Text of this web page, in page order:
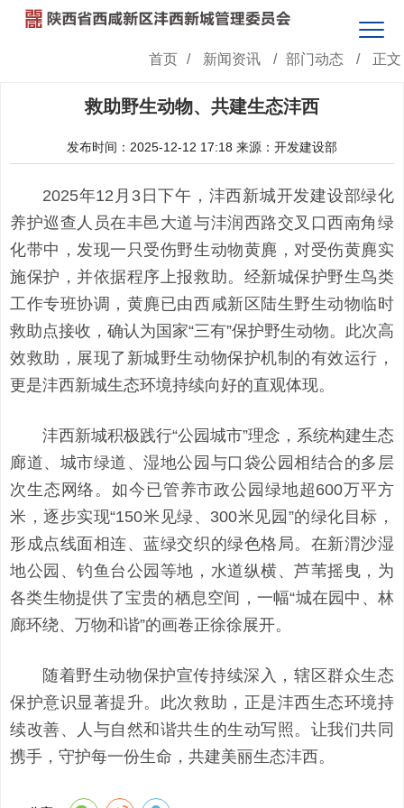
首页 / 新闻资讯 / 部门动态 / 正文
救助野生动物、共建生态沣西
发布时间：2025-12-12 17:18 来源：开发建设部
2025年12月3日下午，沣西新城开发建设部绿化
养护巡查人员在丰邑大道与沣润西路交叉口西南角绿
化带中，发现一只受伤野生动物黄麂，对受伤黄麂实
施保护，并依据程序上报救助。经新城保护野生鸟类
工作专班协调，黄麂已由西咸新区陆生野生动物临时
救助点接收，确认为国家“三有”保护野生动物。此次高
效救助，展现了新城野生动物保护机制的有效运行，
更是沣西新城生态环境持续向好的直观体现。
沣西新城积极践行“公园城市”理念，系统构建生态
廊道、城市绿道、湿地公园与口袋公园相结合的多层
次生态网络。如今已管养市政公园绿地超600万平方
米，逐步实现“150米见绿、300米见园”的绿化目标，
形成点线面相连、蓝绿交织的绿色格局。在新渭沙湿
地公园、钓鱼台公园等地，水道纵横、芦苇摇曳，为
各类生物提供了宝贵的栖息空间，一幅“城在园中、林
廊环绕、万物和谐”的画卷正徐徐展开。
随着野生动物保护宣传持续深入，辖区群众生态
保护意识显著提升。此次救助，正是沣西生态环境持
续改善、人与自然和谐共生的生动写照。让我们共同
携手，守护每一份生命，共建美丽生态沣西。